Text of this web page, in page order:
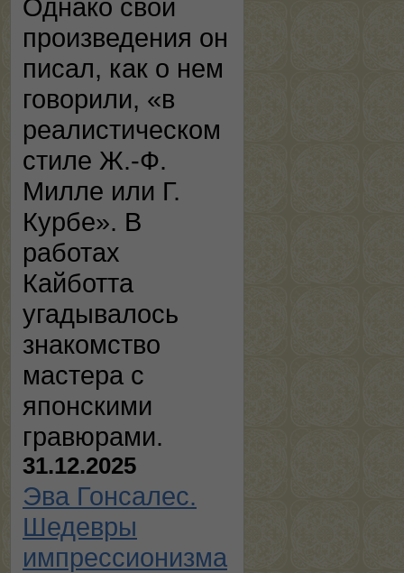
Однако свои
произведения он
писал, как о нем
говорили, «в
реалистическом
стиле Ж.-Ф.
Милле или Г.
Курбе». В
работах
Кайботта
угадывалось
знакомство
мастера с
японскими
гравюрами.
31.12.2025
Эва Гонсалес.
Шедевры
импрессионизма